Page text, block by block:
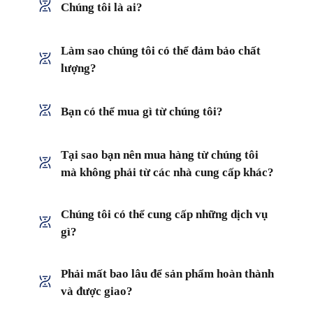
Chúng tôi là ai?
Làm sao chúng tôi có thể đảm bảo chất
lượng?
Bạn có thể mua gì từ chúng tôi?
Tại sao bạn nên mua hàng từ chúng tôi
mà không phải từ các nhà cung cấp khác?
Chúng tôi có thể cung cấp những dịch vụ
gì?
Phải mất bao lâu để sản phẩm hoàn thành
và được giao?